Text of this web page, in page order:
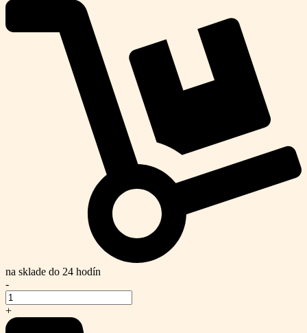
na sklade do 24 hodín
-
+